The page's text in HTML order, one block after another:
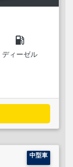
local_gas_station
ディーゼル
中型車